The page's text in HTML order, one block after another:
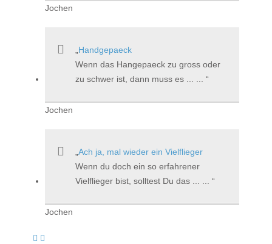
Jochen
Handgepaeck
Wenn das Hangepaeck zu gross oder
zu schwer ist, dann muss es ... ...
Jochen
Ach ja, mal wieder ein Vielflieger
Wenn du doch ein so erfahrener
Vielflieger bist, solltest Du das ... ...
Jochen